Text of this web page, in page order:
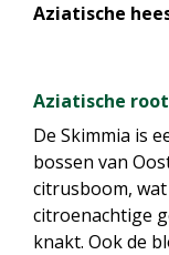
Aziatische
Aziatische
De Skimmia is
bossen van
citrusboom,
citroenachtige
knakt. Ook de